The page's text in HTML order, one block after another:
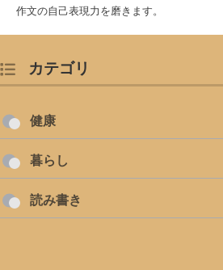
作文の自己表現力を磨きます。
カテゴリ
健康
暮らし
読み書き